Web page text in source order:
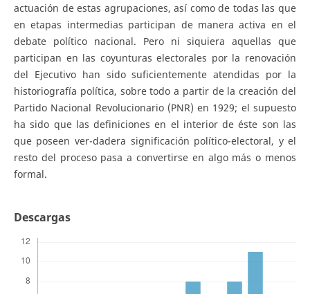
actuación de estas agrupaciones, así como de todas las que
en etapas intermedias participan de manera activa en el
debate político nacional. Pero ni siquiera aquellas que
participan en las coyunturas electorales por la renovación
del Ejecutivo han sido suficientemente atendidas por la
historiografía política, sobre todo a partir de la creación del
Partido Nacional Revolucionario (PNR) en 1929; el supuesto
ha sido que las definiciones en el interior de éste son las
que poseen ver-dadera significación político-electoral, y el
resto del proceso pasa a convertirse en algo más o menos
formal.
Descargas